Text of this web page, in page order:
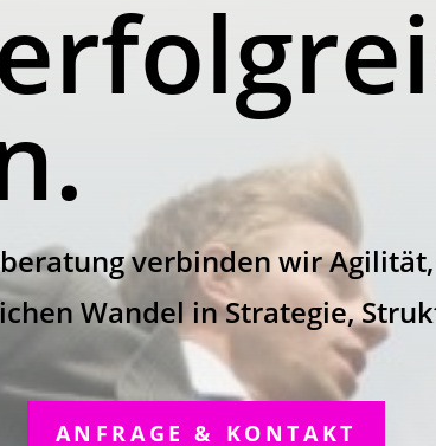
verbinden wir
Wandel in Strategie,
ANFRAGE & KONTAKT